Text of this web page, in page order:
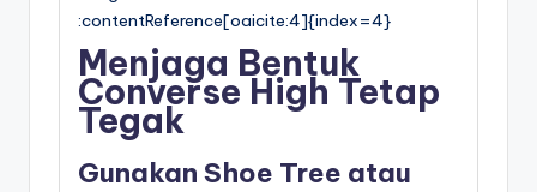
:contentReference[oaicite:4]{index=4}
Menjaga Bentuk
Converse High Tetap
Tegak
Gunakan Shoe Tree atau